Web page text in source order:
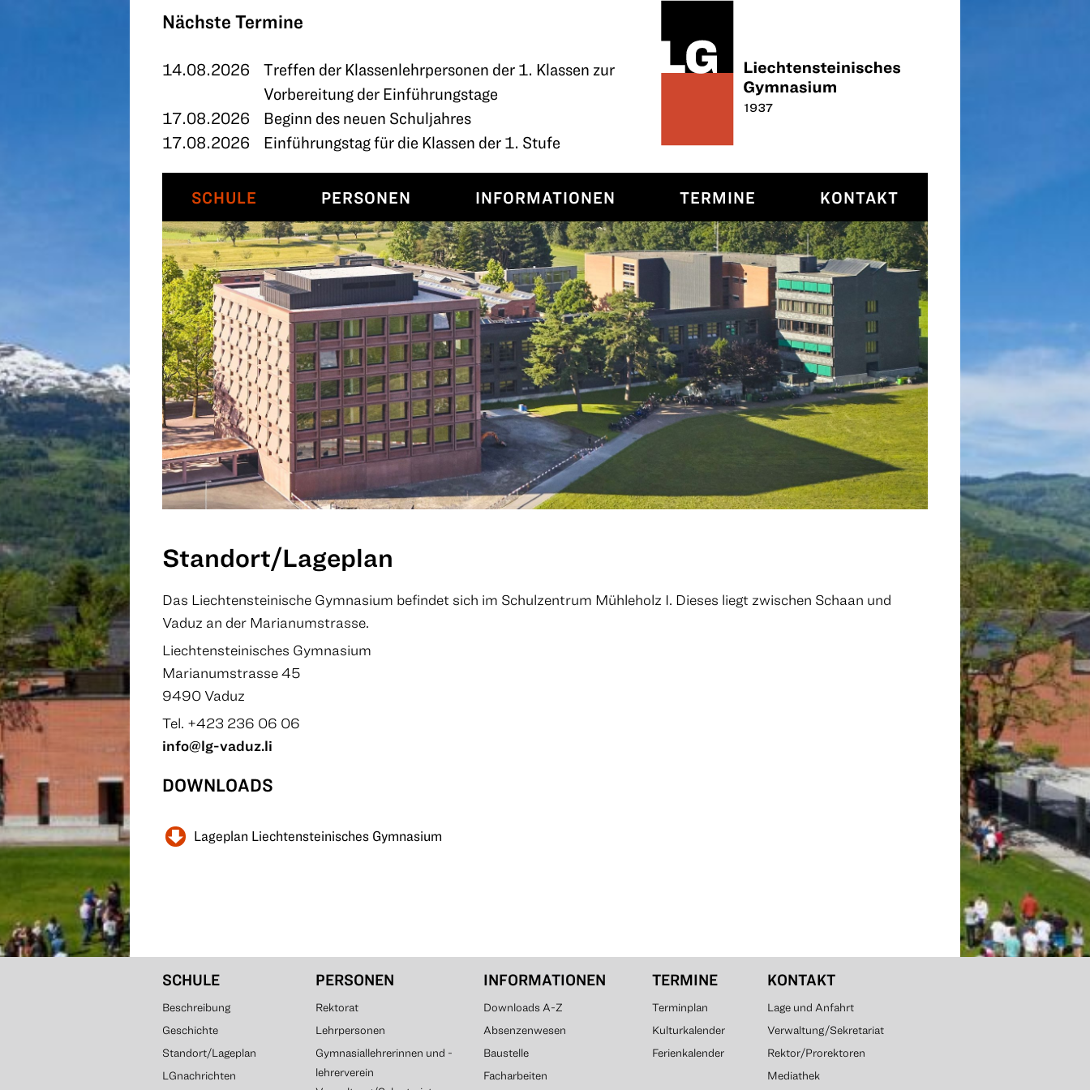
Nächste Termine
14.08.2026
Treffen der Klassenlehrpersonen der 1. Klassen zur
Vorbereitung der Einführungstage
17.08.2026
Beginn des neuen Schuljahres
17.08.2026
Einführungstag für die Klassen der 1. Stufe
SCHULE PERSONEN INFORMATIONEN TERMINE KONTAKT
Standort/Lageplan
Das Liechtensteinische Gymnasium befindet sich im Schulzentrum Mühleholz I. Dieses liegt zwischen Schaan und
Vaduz an der Marianumstrasse.
Liechtensteinisches Gymnasium
Marianumstrasse 45
9490 Vaduz
Tel. +423 236 06 06
info@lg-vaduz.li
DOWNLOADS
Lageplan Liechtensteinisches Gymnasium
SCHULE
Beschreibung
Geschichte
Standort/Lageplan
LGnachrichten
PERSONEN
Rektorat
Lehrpersonen
Gymnasiallehrerinnen und -
lehrerverein
INFORMATIONEN
Downloads A-Z
Absenzenwesen
Baustelle
Facharbeiten
TERMINE
Terminplan
Kulturkalender
Ferienkalender
KONTAKT
Lage und Anfahrt
Verwaltung/Sekretariat
Rektor/Prorektoren
Mediathek